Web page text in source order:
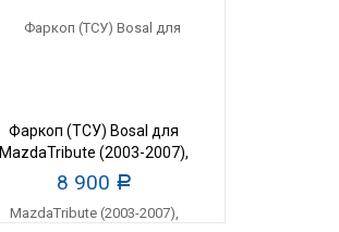
Фаркоп (ТСУ) Bosal для
MazdaTribute (2003-2007),
масса прицепа 1500 кг
8 900 Р